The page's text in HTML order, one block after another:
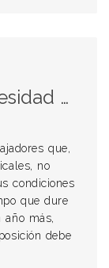
justa causa de despido.
que,
no
condiciones
que dure
más,
debe